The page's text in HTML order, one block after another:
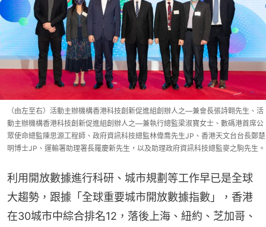
（由左至右）活動主辦機構香港科技創新促進組創辦人之—兼會長張詩翺先生、活
動主辦機構香港科技創新促進組創辦人之—兼執行總監梁淑寶女士、數碼港首席公
眾使命總監陳思源工程師、政府資訊科技總監林偉喬先生JP、香港天文台台長鄭楚
明博士JP、運輸署助理署長羅慶新先生，以及助理政府資訊科技總監麥之駒先生。
利用開放數據進行科研、城市規劃等工作早已是全球
大趨勢，跟據「全球重要城市開放數據指數」，香港
在30城市中綜合排名12，落後上海、紐約、芝加哥、